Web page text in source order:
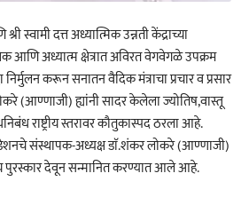
स्वामी दत्त अध्यात्मिक उन्नती केंद्राच्या
आणि अध्यात्म क्षेत्रात अविरत वेगवेगळे उपक्रम
करून सनातन वैदिक मंत्राचा प्रचार व प्रसार
(आण्णाजी) ह्यांनी सादर केलेला ज्योतिष,वास्तू
राष्ट्रीय स्तरावर कौतुकास्पद ठरला आहे.
संस्थापक-अध्यक्ष डाॅ.शंकर लोकरे (आण्णाजी)
पुरस्कार देवून सन्मानित करण्यात आले आहे.